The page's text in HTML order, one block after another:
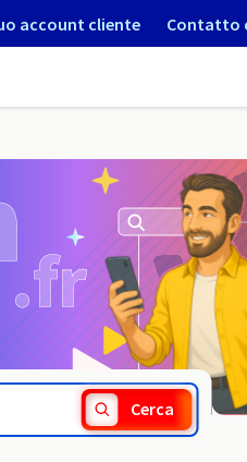
account cliente Contatto
Cerca